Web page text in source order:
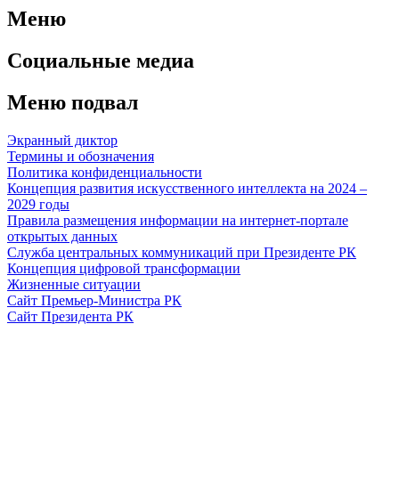
Меню
Социальные медиа
Меню подвал
Экранный диктор
Термины и обозначения
Политика конфиденциальности
Концепция развития искусственного интеллекта на 2024 –
2029 годы
Правила размещения информации на интернет-портале
открытых данных
Служба центральных коммуникаций при Президенте РК
Концепция цифровой трансформации
Жизненные ситуации
Сайт Премьер-Министра РК
Сайт Президента РК